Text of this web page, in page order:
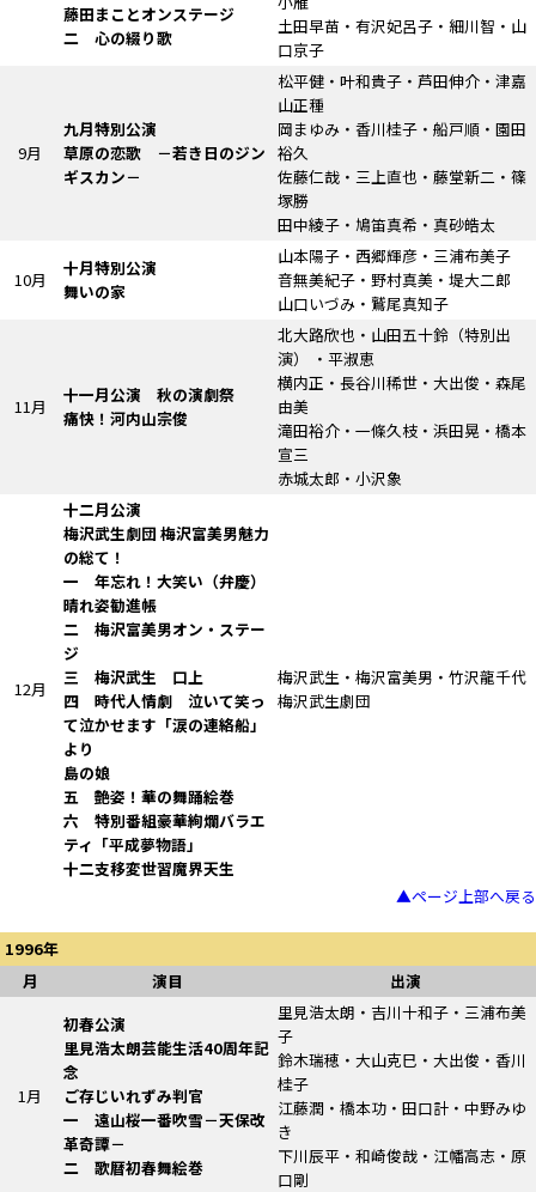
藤田まことオンステージ
二 心の綴り歌
土田早苗・有沢妃呂子・細川智・山
口京子
9月
九月特別公演
草原の恋歌
－若き日のジン
ギスカン－
松平健・叶和貴子・芦田伸介・津嘉
山正種
岡まゆみ・香川桂子・船戸順・園田
裕久
佐藤仁哉・三上直也・藤堂新二・篠
塚勝
田中綾子・鳩笛真希・真砂皓太
10月
十月特別公演
舞いの家
山本陽子・西郷輝彦・三浦布美子
音無美紀子・野村真美・堤大二郎
山口いづみ・鷲尾真知子
11月
十一月公演 秋の演劇祭
痛快！河内山宗俊
北大路欣也・山田五十鈴 （特別出
演）
・平淑恵
横内正・長谷川稀世・大出俊・森尾
由美
滝田裕介・一條久枝・浜田晃・橋本
宣三
赤城太郎・小沢象
12月
十二月公演
梅沢武生劇団 梅沢富美男魅力
の総て！
一 年忘れ！大笑い（弁慶）
晴れ姿勧進帳
二 梅沢富美男オン・ステー
ジ
三 梅沢武生 口上
四 時代人情劇 泣いて笑っ
て泣かせます「涙の連絡船」
より
島の娘
五 艶姿！華の舞踊絵巻
六 特別番組豪華絢爛バラエ
ティ「平成夢物語」
十二支移変世習魔界天生
梅沢武生・梅沢富美男・竹沢龍千代
梅沢武生劇団
▲ページ上部へ戻る
1996年
月
演目 出演
1月
初春公演
里見浩太朗芸能生活40周年記
念
ご存じいれずみ判官
一 遠山桜一番吹雪－天保改
革奇譚－
二 歌暦初春舞絵巻
里見浩太朗・吉川十和子・三浦布美
子
鈴木瑞穂・大山克巳・大出俊・香川
桂子
江藤潤・橋本功・田口計・中野みゆ
き
下川辰平・和崎俊哉・江幡高志・原
口剛